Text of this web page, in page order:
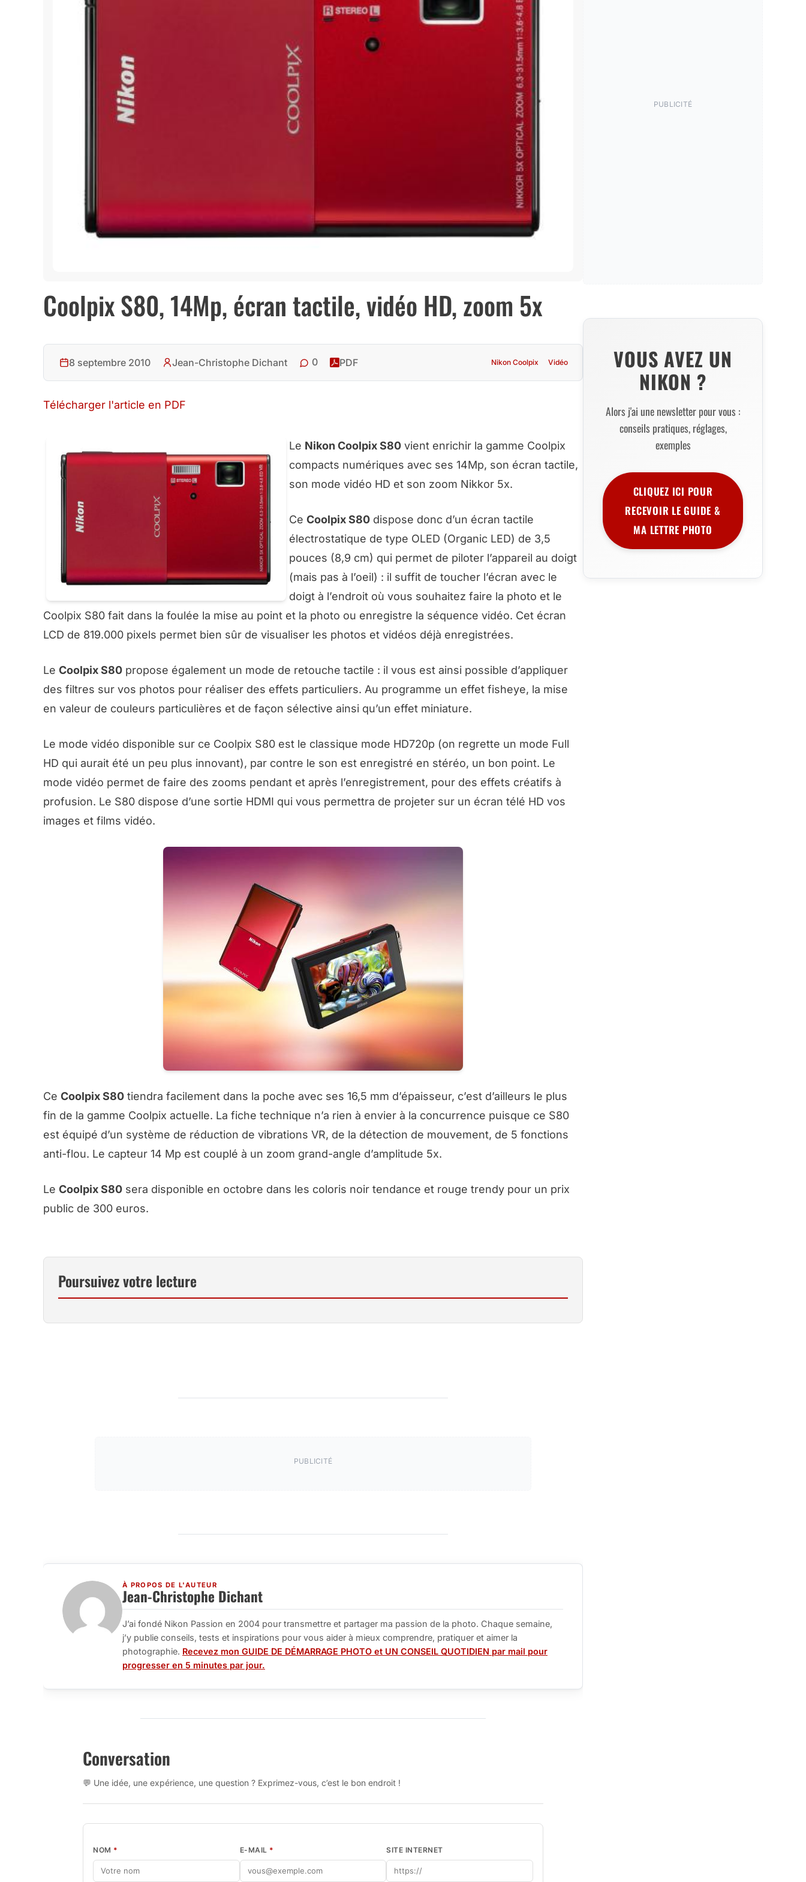
Coolpix S80, 14Mp, écran tactile, vidéo HD, zoom 5x
8 septembre 2010 Jean-Christophe Dichant 0 PDF Nikon Coolpix Vidéo
Télécharger l'article en PDF
Le Nikon Coolpix S80 vient enrichir la gamme Coolpix
compacts numériques avec ses 14Mp, son écran tactile,
son mode vidéo HD et son zoom Nikkor 5x.
Ce Coolpix S80 dispose donc d’un écran tactile
électrostatique de type OLED (Organic LED) de 3,5
pouces (8,9 cm) qui permet de piloter l’appareil au doigt
(mais pas à l’oeil) : il suffit de toucher l’écran avec le
doigt à l’endroit où vous souhaitez faire la photo et le
Coolpix S80 fait dans la foulée la mise au point et la photo ou enregistre la séquence vidéo. Cet écran
LCD de 819.000 pixels permet bien sûr de visualiser les photos et vidéos déjà enregistrées.
Le Coolpix S80 propose également un mode de retouche tactile : il vous est ainsi possible d’appliquer
des filtres sur vos photos pour réaliser des effets particuliers. Au programme un effet fisheye, la mise
en valeur de couleurs particulières et de façon sélective ainsi qu’un effet miniature.
Le mode vidéo disponible sur ce Coolpix S80 est le classique mode HD720p (on regrette un mode Full
HD qui aurait été un peu plus innovant), par contre le son est enregistré en stéréo, un bon point. Le
mode vidéo permet de faire des zooms pendant et après l’enregistrement, pour des effets créatifs à
profusion. Le S80 dispose d’une sortie HDMI qui vous permettra de projeter sur un écran télé HD vos
images et films vidéo.
Ce Coolpix S80 tiendra facilement dans la poche avec ses 16,5 mm d’épaisseur, c’est d’ailleurs le plus
fin de la gamme Coolpix actuelle. La fiche technique n’a rien à envier à la concurrence puisque ce S80
est équipé d’un système de réduction de vibrations VR, de la détection de mouvement, de 5 fonctions
anti-flou. Le capteur 14 Mp est couplé à un zoom grand-angle d’amplitude 5x.
Le Coolpix S80 sera disponible en octobre dans les coloris noir tendance et rouge trendy pour un prix
public de 300 euros.
Poursuivez votre lecture
PUBLICITÉ
À PROPOS DE L'AUTEUR
Jean-Christophe Dichant
J’ai fondé Nikon Passion en 2004 pour transmettre et partager ma passion de la photo. Chaque semaine,
j’y publie conseils, tests et inspirations pour vous aider à mieux comprendre, pratiquer et aimer la
photographie. Recevez mon GUIDE DE DÉMARRAGE PHOTO et UN CONSEIL QUOTIDIEN par mail pour
progresser en 5 minutes par jour.
Conversation
💬 Une idée, une expérience, une question ? Exprimez-vous, c’est le bon endroit !
NOM * E-MAIL * SITE INTERNET
PUBLICITÉ
VOUS AVEZ UN
NIKON ?
Alors j'ai une newsletter pour vous :
conseils pratiques, réglages,
exemples
CLIQUEZ ICI POUR
RECEVOIR LE GUIDE &
MA LETTRE PHOTO